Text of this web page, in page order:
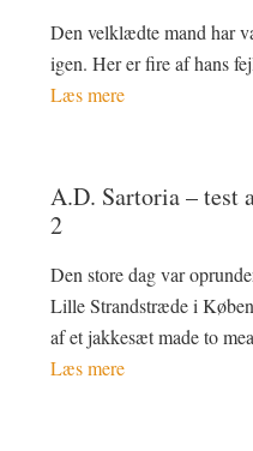
Den velklædte mand har
igen. Her er fire af hans
Læs mere
A.D. Sartoria – test
2
Den store dag var
Lille Strandstræde i
af et jakkesæt made to
Læs mere